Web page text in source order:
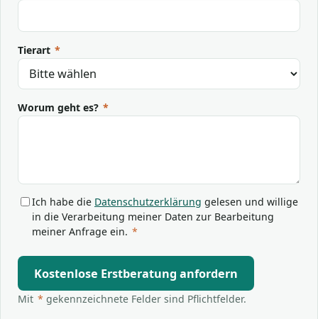
Tierart *
Worum geht es? *
Ich habe die Datenschutzerklärung gelesen und willige
in die Verarbeitung meiner Daten zur Bearbeitung
meiner Anfrage ein. *
Kostenlose Erstberatung anfordern
Mit * gekennzeichnete Felder sind Pflichtfelder.